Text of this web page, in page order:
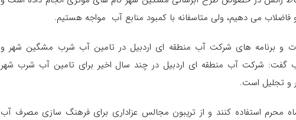
می دهیم، ولی متاسفانه با کمبود منابع آب مواجه هستیم.
و برنامه های شرکت آب منطقه ای اردبیل در تامین آب شرب مشگین شهر و
شرکت آب منطقه ای اردبیل در چند سال اخیر برای تامین آب شرب شهر
و تجلیل است.
محرم استفاده کنند و از تریبون مجالس عزاداری برای فرهنگ سازی مصرف آب